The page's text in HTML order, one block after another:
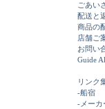
ごあい
配送と
商品の
店舗ご
お問い
Guide
リンク
-船宿
-メーカ